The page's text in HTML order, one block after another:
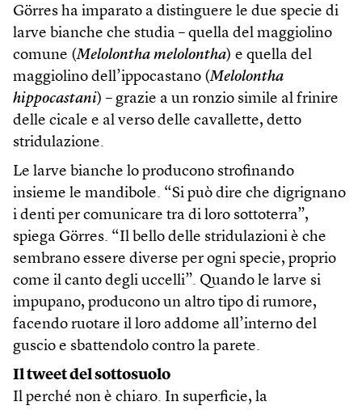
Görres ha imparato a distinguere le due specie di
larve bianche che studia – quella del maggiolino
comune (Melolontha melolontha) e quella del
maggiolino dell’ippocastano (Melolontha
hippocastani) – grazie a un ronzio simile al frinire
delle cicale e al verso delle cavallette, detto
stridulazione.
Le larve bianche lo producono strofinando
insieme le mandibole. “Si può dire che digrignano
i denti per comunicare tra di loro sottoterra”,
spiega Görres. “Il bello delle stridulazioni è che
sembrano essere diverse per ogni specie, proprio
come il canto degli uccelli”. Quando le larve si
impupano, producono un altro tipo di rumore,
facendo ruotare il loro addome all’interno del
guscio e sbattendolo contro la parete.
Il tweet del sottosuolo
Il perché non è chiaro. In superficie, la